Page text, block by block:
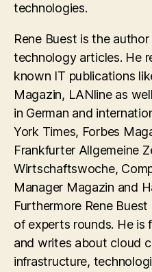
technologies.
Rene Buest is the
technology articles. He
known IT publications
Magazin, LANline as
in German and
York Times, Forbes
Frankfurter Allgemeine
Wirtschaftswoche,
Manager Magazin and
Furthermore Rene
of experts rounds. He is
and writes about cloud
infrastructure,